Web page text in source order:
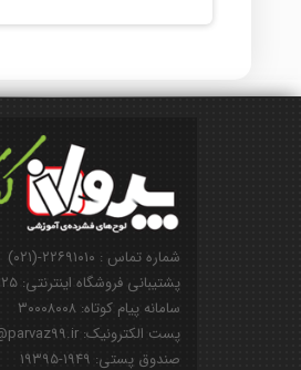
شماره تماس : ۲۲۶۹۱۰۱۰-(۰۲۱)
پشتیبانی فروشگاه اینترنتی: ۰۹۱۲۸۵۰۱۱۲۵
سامانه پیام کوتاه: ۳۰۰۰۸۰۰۸
پست الکترونیک: info@parvaz99.ir
صندوق پستی: ۱۹۴۹-۱۹۳۹۵